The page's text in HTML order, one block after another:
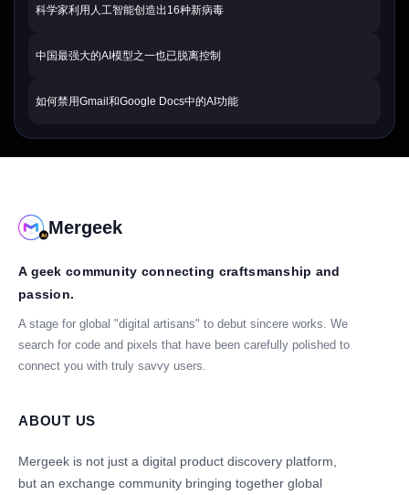
科学家利用人工智能创造出16种新病毒
中国最强大的AI模型之一也已脱离控制
如何禁用Gmail和Google Docs中的AI功能
Mergeek
A geek community connecting craftsmanship and
passion.
A stage for global "digital artisans" to debut sincere works. We
search for code and pixels that have been carefully polished to
connect you with truly savvy users.
ABOUT US
Mergeek is not just a digital product discovery platform,
but an exchange community bringing together global